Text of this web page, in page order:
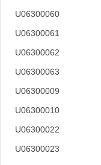
U06300060
U06300061
U06300062
U06300063
U06300009
U06300010
U06300022
U06300023